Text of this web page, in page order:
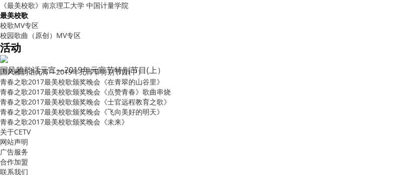
《最美校歌》南京理工大学 中国计量学院
最美校歌
校歌MV专区
校园歌曲（原创）MV专区
活动
国风雅韵话元宵—2019年元宵节特别节目(上）
国风雅韵话元宵—2019年元宵节特别节目(中）
青春之歌2017最美校歌颁奖晚会《在青翠的山谷里》
青春之歌2017最美校歌颁奖晚会《点赞青春》歌曲串烧
青春之歌2017最美校歌颁奖晚会《士官远程教育之歌》
青春之歌2017最美校歌颁奖晚会《飞向美好的明天》
青春之歌2017最美校歌颁奖晚会《未来》
关于CETV
网站声明
广告服务
合作加盟
联系我们